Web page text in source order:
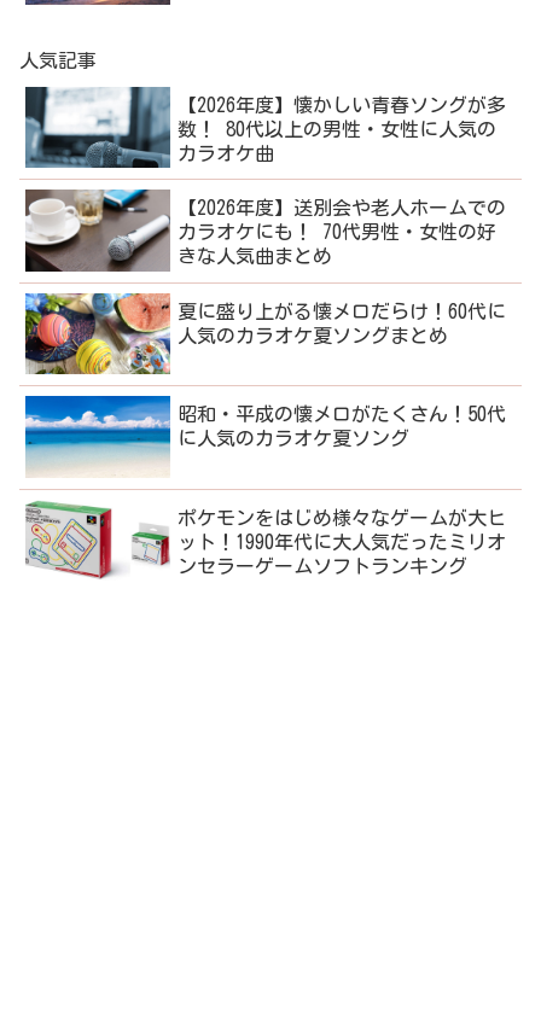
人気記事
【2026年度】懐かしい青春ソングが多
数！ 80代以上の男性・女性に人気の
カラオケ曲
【2026年度】送別会や老人ホームでの
カラオケにも！ 70代男性・女性の好
きな人気曲まとめ
夏に盛り上がる懐メロだらけ！60代に
人気のカラオケ夏ソングまとめ
昭和・平成の懐メロがたくさん！50代
に人気のカラオケ夏ソング
ポケモンをはじめ様々なゲームが大ヒ
ット！1990年代に大人気だったミリオ
ンセラーゲームソフトランキング